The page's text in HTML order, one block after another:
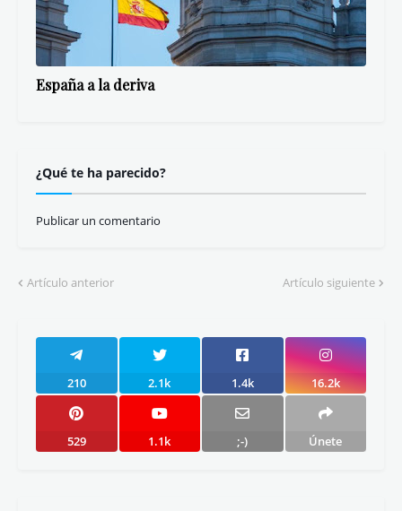
España a la deriva
¿Qué te ha parecido?
Publicar un comentario
Artículo anterior Artículo siguiente
210 2.1k 1.4k 16.2k
529 1.1k ;-) Únete